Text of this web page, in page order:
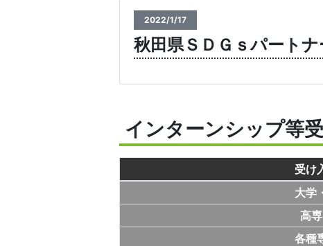
2022/1/17
秋田県ＳＤＧｓパートナ
インターンシップ等
受け
大学
高
各種